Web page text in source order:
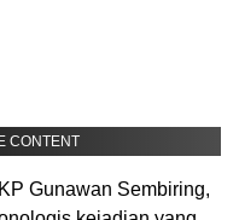
CONTENT
Gunawan Sembiring,